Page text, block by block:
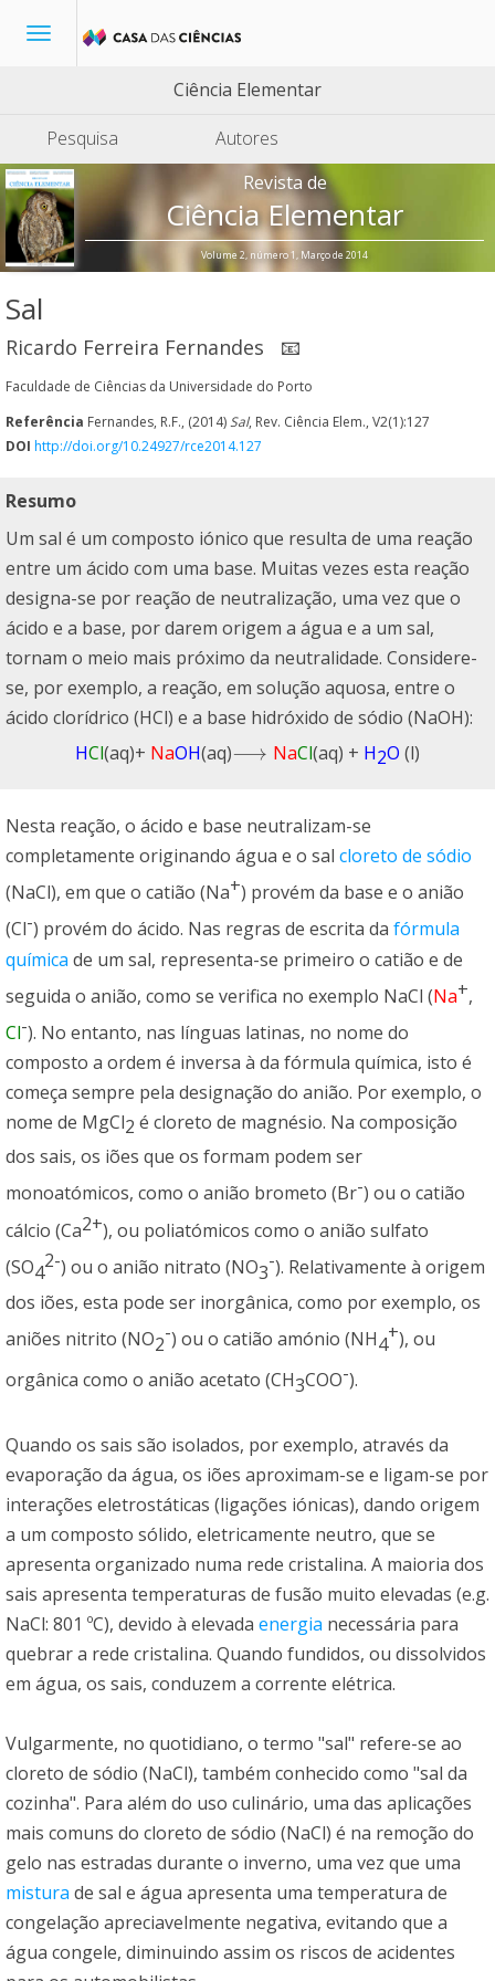
Toggle
Ciência Elementar
Pesquisa
Autores
Revista de
Ciência Elementar
Volume 2, número 1, Março de 2014
Sal
Ricardo Ferreira Fernandes 📧
Faculdade de Ciências da Universidade do Porto
Referência Fernandes, R.F., (2014)Sal, Rev. Ciência Elem., V2(1):127
DOI http://doi.org/10.24927/rce2014.127
Resumo
Um sal é um composto iónico que resulta de uma reação
entre um ácido com uma base. Muitas vezes esta reação
designa-se por reação de neutralização, uma vez que o
ácido e a base, por darem origem a água e a um sal,
tornam o meio mais próximo da neutralidade. Considere-
se, por exemplo, a reação, em solução aquosa, entre o
ácido clorídrico (HCl) e a base hidróxido de sódio (NaOH):
HCl(aq)+ NaOH(aq)⟶
⟶ NaCl(aq) + H2O (l)
Nesta reação, o ácido e base neutralizam-se
completamente originando água e o sal cloreto de sódio
(NaCl), em que o catião (Na+) provém da base e o anião
(Cl-) provém do ácido. Nas regras de escrita da fórmula
química de um sal, representa-se primeiro o catião e de
seguida o anião, como se verifica no exemplo NaCl (Na+,
Cl-). No entanto, nas línguas latinas, no nome do
composto a ordem é inversa à da fórmula química, isto é
começa sempre pela designação do anião. Por exemplo, o
nome de MgCl2 é cloreto de magnésio. Na composição
dos sais, os iões que os formam podem ser
monoatómicos, como o anião brometo (Br-) ou o catião
cálcio (Ca2+), ou poliatómicos como o anião sulfato
(SO42-) ou o anião nitrato (NO3-). Relativamente à origem
dos iões, esta pode ser inorgânica, como por exemplo, os
aniões nitrito (NO2-) ou o catião amónio (NH4+), ou
orgânica como o anião acetato (CH3COO-).
Quando os sais são isolados, por exemplo, através da
evaporação da água, os iões aproximam-se e ligam-se por
interações eletrostáticas (ligações iónicas), dando origem
a um composto sólido, eletricamente neutro, que se
apresenta organizado numa rede cristalina. A maioria dos
sais apresenta temperaturas de fusão muito elevadas (e.g.
NaCl: 801 ºC), devido à elevada energia necessária para
quebrar a rede cristalina. Quando fundidos, ou dissolvidos
em água, os sais, conduzem a corrente elétrica.
Vulgarmente, no quotidiano, o termo "sal" refere-se ao
cloreto de sódio (NaCl), também conhecido como "sal da
cozinha". Para além do uso culinário, uma das aplicações
mais comuns do cloreto de sódio (NaCl) é na remoção do
gelo nas estradas durante o inverno, uma vez que uma
mistura de sal e água apresenta uma temperatura de
congelação apreciavelmente negativa, evitando que a
água congele, diminuindo assim os riscos de acidentes